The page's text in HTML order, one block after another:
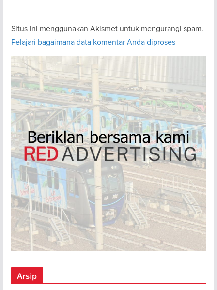
Situs ini menggunakan Akismet untuk mengurangi spam.
Pelajari bagaimana data komentar Anda diproses
Arsip